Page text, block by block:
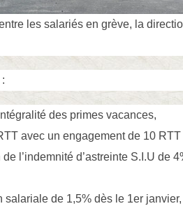
les salariés en grève, la
des primes vacances,
avec un engagement de 10
l’indemnité d’astreinte S.I.U de
salariale de 1,5% dès le 1er